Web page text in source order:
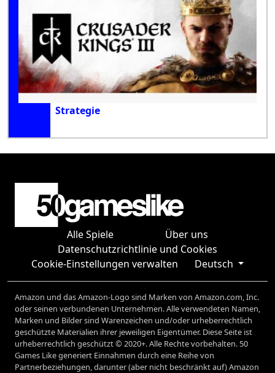
Strategie
Alle Spiele
Über uns
Datenschutzrichtlinie und Cookies
Cookie-Einstellungen verwalten
Deutsch
Amazon und das Amazon-Logo sind Marken von Amazon.com, Inc.
oder seinen verbundenen Unternehmen. Alle verwendeten Namen,
Marken und Bilder sind Warenzeichen und/oder urheberrechtlich
geschützte Materialien ihrer jeweiligen Eigentümer. Diese Seite ist
urheberrechtlich geschützt © 2020+. Alle Rechte vorbehalten. 50
Games Like generiert Einnahmen durch eine Reihe von
Partnerbeziehungen, darunter (aber nicht beschränkt auf) Amazon